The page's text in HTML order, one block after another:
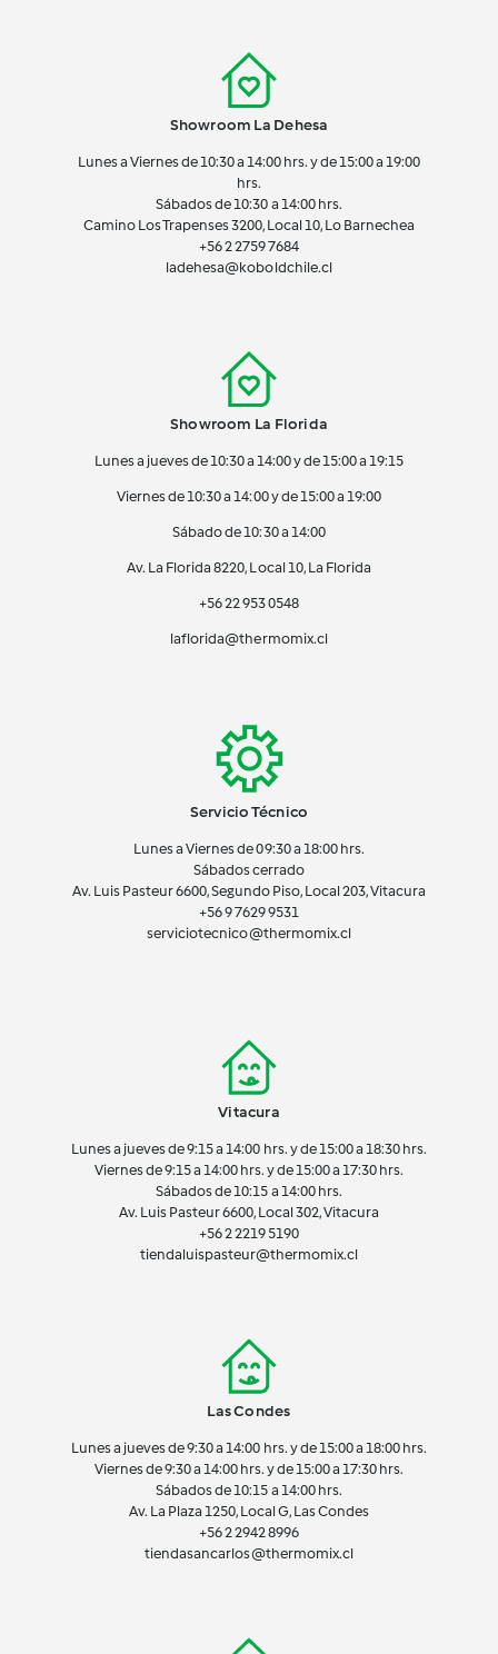
Showroom La Dehesa
Lunes a Viernes de 10:30 a 14:00 hrs. y de 15:00 a 19:00
hrs.
Sábados de 10:30 a 14:00 hrs.
Camino Los Trapenses 3200, Local 10, Lo Barnechea
+56 22759 7684
ladehesa@koboldchile.cl
Showroom La Florida
Lunes a jueves de 10:30 a 14:00 y de 15:00 a 19:15
Viernes de 10:30 a 14:00 y de 15:00 a 19:00
Sábado de 10:30 a 14:00
Av. La Florida 8220, Local 10, La Florida
+56 22 953 0548
laflorida@thermomix.cl
Servicio Técnico
Lunes a Viernes de 09:30 a 18:00 hrs.
Sábados cerrado
Av. Luis Pasteur 6600, Segundo Piso, Local 203, Vitacura
+56 9 7629 9531
serviciotecnico@thermomix.cl
Vitacura
Lunes a jueves de 9:15 a 14:00 hrs. y de 15:00 a 18:30 hrs.
Viernes de 9:15 a 14:00 hrs. y de 15:00 a 17:30 hrs.
Sábados de 10:15 a 14:00 hrs.
Av. Luis Pasteur 6600, Local 302, Vitacura
+56 2 2219 5190
tiendaluispasteur@thermomix.cl
Las Condes
Lunes a jueves de 9:30 a 14:00 hrs. y de 15:00 a 18:00 hrs.
Viernes de 9:30 a 14:00 hrs. y de 15:00 a 17:30 hrs.
Sábados de 10:15 a 14:00 hrs.
Av. La Plaza 1250, Local G, Las Condes
+56 2 2942 8996
tiendasancarlos@thermomix.cl